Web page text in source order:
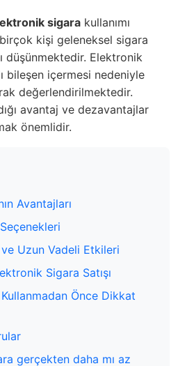
sigara kullanımı
kişi geleneksel sigara
düşünmektedir. Elektronik
bileşen içermesi nedeniyle
değerlendirilmektedir.
avantaj ve dezavantajlar
önemlidir.
Avantajları
Uzun Vadeli Etkileri
Sigara Satışı
Önce Dikkat
gerçekten daha mı az